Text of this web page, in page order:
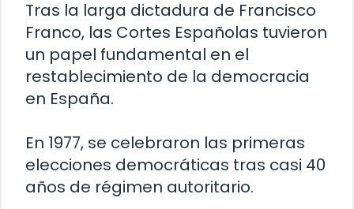
Tras la larga dictadura de Francisco
Franco, las Cortes Españolas tuvieron
un papel fundamental en el
restablecimiento de la democracia
en España.
En 1977, se celebraron las primeras
elecciones democráticas tras casi 40
años de régimen autoritario.